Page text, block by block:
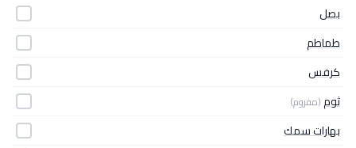
بصل
طماطم
كرفس
ثوم(مفروم)
بهارات سمك